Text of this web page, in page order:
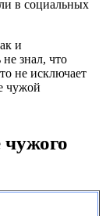
в социальных
и
знал, что
не исключает
чужой